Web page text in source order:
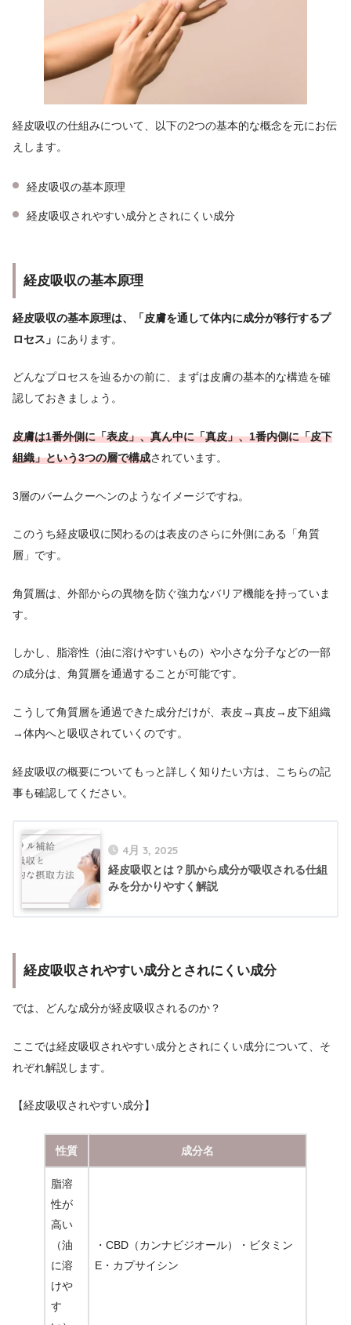
経皮吸収の仕組みについて、以下の2つの基本的な概念を元にお伝
えします。
経皮吸収の基本原理
経皮吸収されやすい成分とされにくい成分
経皮吸収の基本原理
経皮吸収の基本原理は、「皮膚を通して体内に成分が移行するプ
ロセス」 にあります。
どんなプロセスを辿るかの前に、まずは皮膚の基本的な構造を確
認しておきましょう。
皮膚は1番外側に「表皮」、真ん中に「真皮」、1番内側に「皮下
組織」という3つの層で構成されています。
3層のバームクーヘンのようなイメージですね。
このうち経皮吸収に関わるのは表皮のさらに外側にある「角質
層」です。
角質層は、外部からの異物を防ぐ強力なバリア機能を持っていま
す。
しかし、脂溶性（油に溶けやすいもの）や小さな分子などの一部
の成分は、角質層を通過することが可能です。
こうして角質層を通過できた成分だけが、表皮→真皮→皮下組織
→体内へと吸収されていくのです。
経皮吸収の概要についてもっと詳しく知りたい方は、こちらの記
事も確認してください。
4月 3, 2025
経皮吸収とは？肌から成分が吸収される仕組
みを分かりやすく解説
経皮吸収されやすい成分とされにくい成分
では、どんな成分が経皮吸収されるのか？
ここでは経皮吸収されやすい成分とされにくい成分について、そ
れぞれ解説します。
【経皮吸収されやすい成分】
性質 成分名
脂溶
性が
高い
（油
に溶
けや
す
・CBD（カンナビジオール）・ビタミン
E・カプサイシン